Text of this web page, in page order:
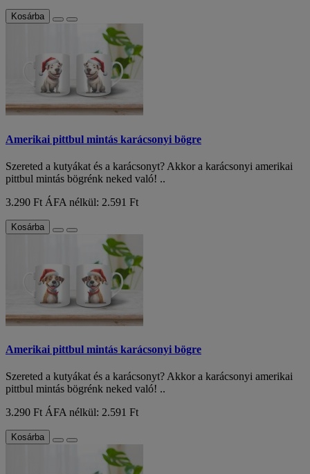
Kosárba
Amerikai pittbul mintás karácsonyi bögre
Szereted a kutyákat és a karácsonyt? Akkor a karácsonyi amerikai
pittbul mintás bögrénk neked való! ..
3.290 Ft ÁFA nélkül: 2.591 Ft
Kosárba
Amerikai pittbul mintás karácsonyi bögre
Szereted a kutyákat és a karácsonyt? Akkor a karácsonyi amerikai
pittbul mintás bögrénk neked való! ..
3.290 FtÁFA nélkül: 2.591 Ft
Kosárba